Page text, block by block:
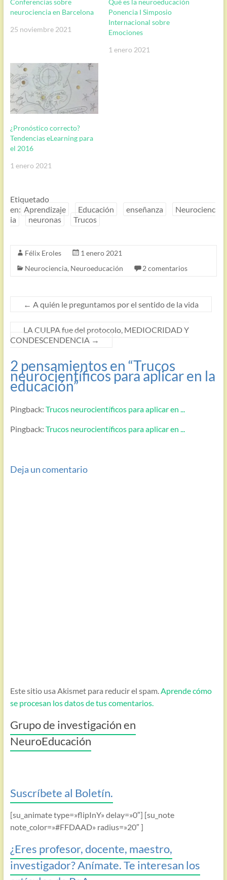
Conferencias sobre
neurociencia en Barcelona
25 noviembre 2021
Qué es la neuroeducación
Ponencia I Simposio
Internacional sobre
Emociones
1 enero 2021
¿Pronóstico correcto?
Tendencias eLearning para
el 2016
1 enero 2021
Etiquetado
en: Aprendizaje Educación enseñanza
Neurocienc
ia
neuronas Trucos
Félix Eroles
1 enero 2021
Neurociencia, Neuroeducación 2 comentarios
← A quién le preguntamos por el sentido de la vida
LA CULPA fue del protocolo, MEDIOCRIDAD Y
CONDESCENDENCIA →
2 pensamientos en “Trucos
neurocientíficos para aplicar en la
educación”
Pingback: Trucos neurocientíficos para aplicar en ...
Pingback: Trucos neurocientíficos para aplicar en ...
Deja un comentario
Este sitio usa Akismet para reducir el spam.Aprende cómo
se procesan los datos de tus comentarios.
Grupo de investigación en
NeuroEducación
Suscríbete al Boletín.
[su_animate type=»flipInY» delay=»0″] [su_note
note_color=»#FFDAAD» radius=»20″ ]
¿Eres profesor, docente, maestro,
investigador? Anímate. Te interesan los